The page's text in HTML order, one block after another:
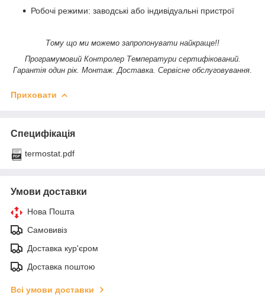
Робочі режими: заводські або індивідуальні пристрої
Тому що ми можемо запропонувати найкраще!!
Програмумовий Контролер Температури сертифікований.
Гарантія один рік. Монтаж. Доставка. Сервісне обслуговування
Приховати
Специфікація
termostat.pdf
Умови доставки
Нова Пошта
Самовивіз
Доставка кур'єром
Доставка поштою
Всі умови доставки